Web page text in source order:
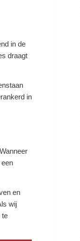
in de
draagt
in
en
wij
te